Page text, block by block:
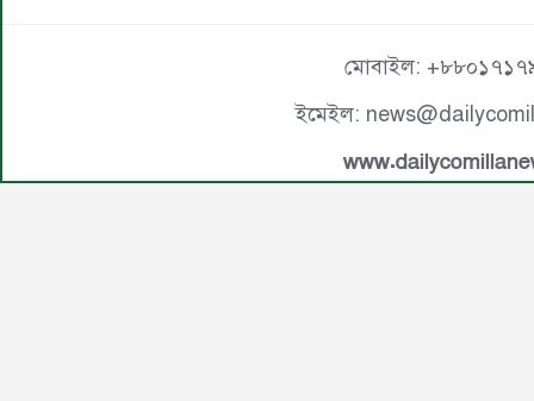
মোবাইল:
ইমেইল: